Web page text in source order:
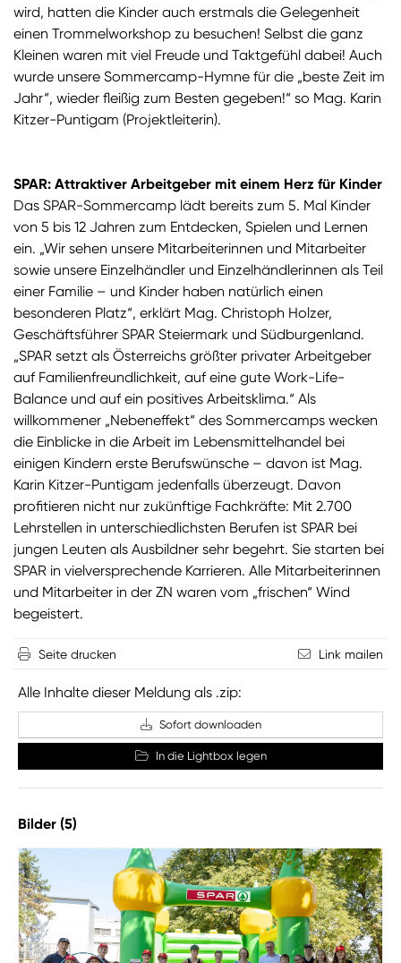
wird, hatten die Kinder auch erstmals die Gelegenheit
einen Trommelworkshop zu besuchen! Selbst die ganz
Kleinen waren mit viel Freude und Taktgefühl dabei! Auch
wurde unsere Sommercamp-Hymne für die „beste Zeit im
Jahr“, wieder fleißig zum Besten gegeben!“ so Mag. Karin
Kitzer-Puntigam (Projektleiterin).
SPAR: Attraktiver Arbeitgeber mit einem Herz für Kinder
Das SPAR-Sommercamp lädt bereits zum 5. Mal Kinder
von 5 bis 12 Jahren zum Entdecken, Spielen und Lernen
ein. „Wir sehen unsere Mitarbeiterinnen und Mitarbeiter
sowie unsere Einzelhändler und Einzelhändlerinnen als Teil
einer Familie – und Kinder haben natürlich einen
besonderen Platz“, erklärt Mag. Christoph Holzer,
Geschäftsführer SPAR Steiermark und Südburgenland.
„SPAR setzt als Österreichs größter privater Arbeitgeber
auf Familienfreundlichkeit, auf eine gute Work-Life-
Balance und auf ein positives Arbeitsklima.“ Als
willkommener „Nebeneffekt“ des Sommercamps wecken
die Einblicke in die Arbeit im Lebensmittelhandel bei
einigen Kindern erste Berufswünsche – davon ist Mag.
Karin Kitzer-Puntigam jedenfalls überzeugt. Davon
profitieren nicht nur zukünftige Fachkräfte: Mit 2.700
Lehrstellen in unterschiedlichsten Berufen ist SPAR bei
jungen Leuten als Ausbildner sehr begehrt. Sie starten bei
SPAR in vielversprechende Karrieren. Alle Mitarbeiterinnen
und Mitarbeiter in der ZN waren vom „frischen“ Wind
begeistert.
Seite drucken Link mailen
Alle Inhalte dieser Meldung als .zip:
Sofort downloaden
In die Lightbox legen
Bilder (5)